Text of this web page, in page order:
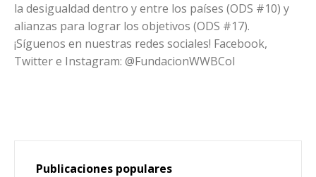
la desigualdad dentro y entre los países (ODS #10) y
alianzas para lograr los objetivos (ODS #17).
¡Síguenos en nuestras redes sociales! Facebook,
Twitter e Instagram: @FundacionWWBCol
Publicaciones populares